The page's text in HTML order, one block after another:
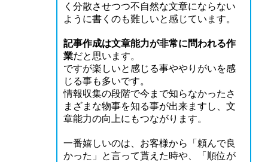
く分散させつつ不自然な文章にならない
ように書くのも難しいと感じています。
記事作成は文章能力が非常に問われる作
業だと思います。
ですが楽しいと感じる事ややりがいを感
じる事も多いです。
情報収集の段階で今まで知らなかったさ
まざまな物事を知る事が出来ますし、文
章能力の向上にもつながります。
一番嬉しいのは、お客様から「頼んで良
かった」と言って貰えた時や、「順位が